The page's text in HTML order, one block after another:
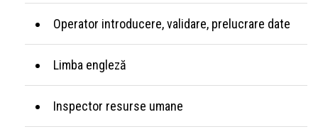
Operator introducere, validare, prelucrare date
Limba engleză
Inspector resurse umane